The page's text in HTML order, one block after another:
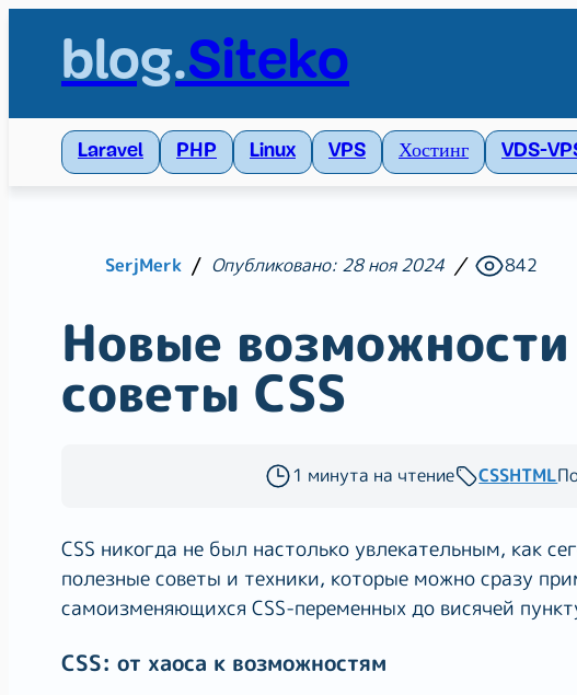
blog.Siteko
Теги
Laravel PHP Linux VPS Хостинг VDS-
SerjMerk Опубликовано: 28 ноя 2024 842
Новые
советы CSS
1 минута на чтение CSSHTML
CSS никогда не был настолько увлекательным, как
полезные советы и техники, которые можно сразу
самоизменяющихся CSS-переменных до висячей
CSS: от хаоса к возможностям